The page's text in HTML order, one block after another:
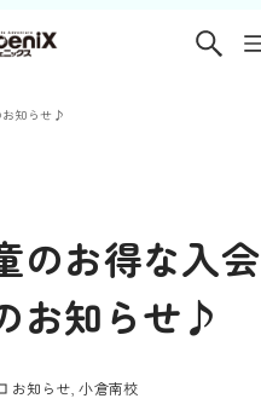
お知らせ♪
のお得な入会
お知らせ♪
お知らせ 小倉南校